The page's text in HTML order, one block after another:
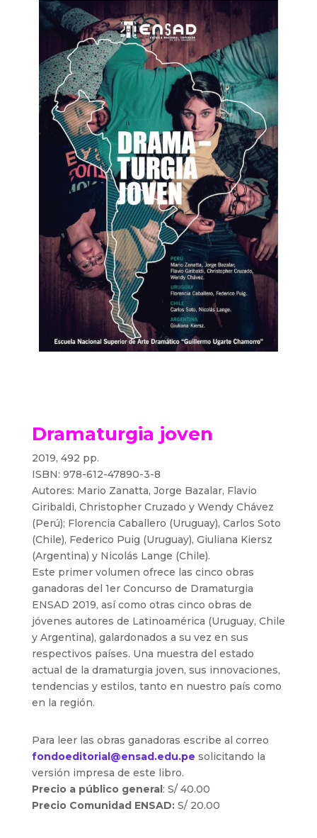
Dramaturgia joven
2019, 492 pp.
ISBN: 978-612-47890-3-8
Autores: Mario Zanatta, Jorge Bazalar, Flavio
Giribaldi, Christopher Cruzado y Wendy Chávez
(Perú); Florencia Caballero (Uruguay), Carlos Soto
(Chile), Federico Puig (Uruguay), Giuliana Kiersz
(Argentina) y Nicolás Lange (Chile).
Este primer volumen ofrece las cinco obras
ganadoras del 1er Concurso de Dramaturgia
ENSAD 2019, así como otras cinco obras de
jóvenes autores de Latinoamérica (Uruguay, Chile
y Argentina), galardonados a su vez en sus
respectivos países. Una muestra del estado
actual de la dramaturgia joven, sus innovaciones,
tendencias y estilos, tanto en nuestro país como
en la región.
Para leer las obras ganadoras escribe al correo
fondoeditorial@ensad.edu.pe solicitando la
versión impresa de este libro.
Precio a público general: S/ 40.00
Precio Comunidad ENSAD:S/ 20.00